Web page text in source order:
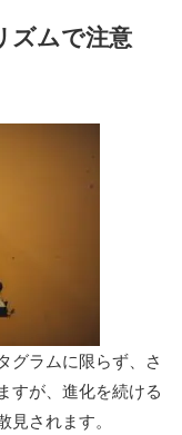
ズムで注意
グラムに限らず、さ
すが、進化を続ける
見されます。